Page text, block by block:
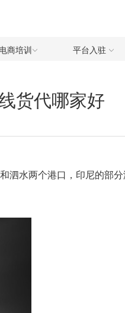
商培训 平台入驻
货代哪家好
泗水两个港口，印尼的部